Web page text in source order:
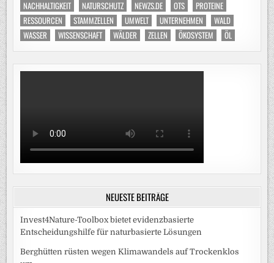
NACHHALTIGKEIT NATURSCHUTZ NEWZS.DE OTS
PROTEINE
RESSOURCEN
STAMMZELLEN UMWELT UNTERNEHMEN
WALD
WASSER
WISSENSCHAFT WÄLDER ZELLEN ÖKOSYSTEM ÖL
NEUESTE BEITRÄGE
Invest4Nature-Toolbox bietet evidenzbasierte
Entscheidungshilfe für naturbasierte Lösungen
Berghütten rüsten wegen Klimawandels auf Trockenklos